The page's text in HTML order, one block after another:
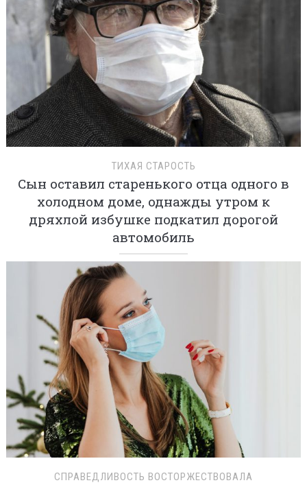
ТИХАЯ СТАРОСТЬ
Сын оставил старенького отца одного в
холодном доме, однажды утром к
дряхлой избушке подкатил дорогой
автомобиль
СПРАВЕДЛИВОСТЬ ВОСТОРЖЕСТВОВАЛА